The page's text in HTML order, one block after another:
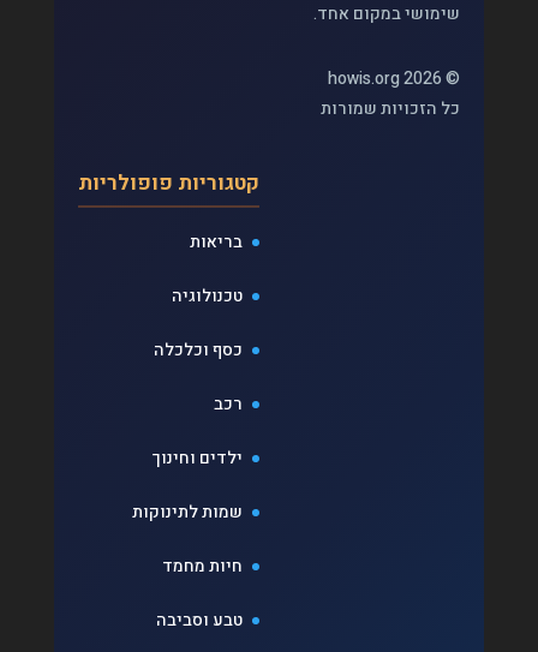
שימושי במקום אחד.
© 2026 howis.org
כל הזכויות שמורות
קטגוריות פופולריות
בריאות
טכנולוגיה
כסף וכלכלה
רכב
ילדים וחינוך
שמות לתינוקות
חיות מחמד
טבע וסביבה